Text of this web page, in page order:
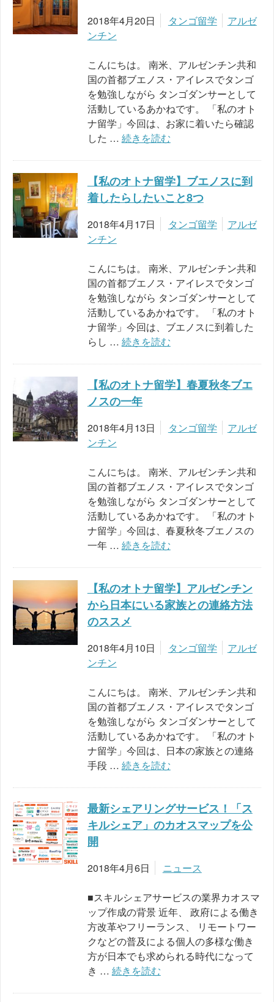
2018年4月20日 タンゴ留学
アルゼ
ンチン
こんにちは。 南米、アルゼンチン共和
国の首都ブエノス・アイレスでタンゴ
を勉強しながら タンゴダンサーとして
活動しているあかねです。 「私のオト
ナ留学」今回は、お家に着いたら確認
した … 続きを読む
【私のオトナ留学】ブエノスに到
着したらしたいこと8つ
2018年4月17日 タンゴ留学
アルゼ
ンチン
こんにちは。 南米、アルゼンチン共和
国の首都ブエノス・アイレスでタンゴ
を勉強しながら タンゴダンサーとして
活動しているあかねです。 「私のオト
ナ留学」今回は、ブエノスに到着した
らし … 続きを読む
【私のオトナ留学】春夏秋冬ブエ
ノスの一年
2018年4月13日 タンゴ留学
アルゼ
ンチン
こんにちは。 南米、アルゼンチン共和
国の首都ブエノス・アイレスでタンゴ
を勉強しながら タンゴダンサーとして
活動しているあかねです。 「私のオト
ナ留学」今回は、春夏秋冬ブエノスの
一年 … 続きを読む
【私のオトナ留学】アルゼンチン
から日本にいる家族との連絡方法
のススメ
2018年4月10日 タンゴ留学
アルゼ
ンチン
こんにちは。 南米、アルゼンチン共和
国の首都ブエノス・アイレスでタンゴ
を勉強しながら タンゴダンサーとして
活動しているあかねです。 「私のオト
ナ留学」今回は、日本の家族との連絡
手段 … 続きを読む
最新シェアリングサービス！「ス
キルシェア」のカオスマップを公
開
2018年4月6日 ニュース
■スキルシェアサービスの業界カオスマ
ップ作成の背景 近年、 政府による働き
方改革やフリーランス、 リモートワー
クなどの普及による個人の多様な働き
方が日本でも求められる時代になって
き … 続きを読む